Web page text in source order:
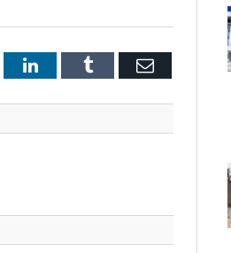
LinkedInTumblr Email